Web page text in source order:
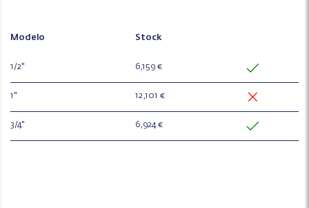
Modelo Stock
1/2" 6,159 €
1" 12,101 €
3/4" 6,924 €